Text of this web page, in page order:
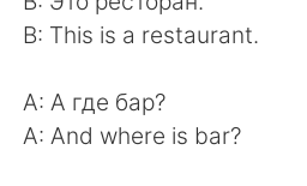
В: This is a restaurant.
A: А где бар?
A: And where is bar?